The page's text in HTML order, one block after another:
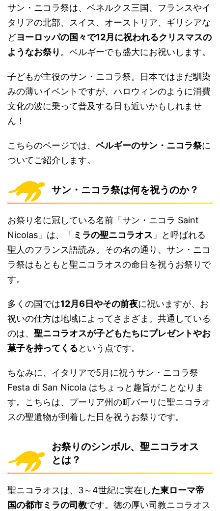
サン・ニコラ祭は、ベネルクス三国、フランスやイ
タリアの北部、スイス、オーストリア、ギリシアな
どヨーロッパの国々で12月に祝われるクリスマスの
ようなお祭り 。ベルギーでも盛大にお祝いします。
子どもが主役のサン・ニコラ祭。日本ではまだ馴染
みの薄いイベントですが、ハロウィンのように消費
文化の波に乗って普及する日も近いかもしれませ
ん！
こちらのページでは、 ベルギーのサン・ニコラ祭に
ついてご紹介します。
サン・ニコラ祭は何を祝うのか？
お祭り名に冠している名前「サン・ニコラ Saint
Nicolas」は、「 ミラの聖ニコラオス 」と呼ばれる
聖人のフランス語読み。その名の通り、サン・ニコ
ラ祭はもともと聖ニコラオスの命日を祝うお祭りで
す。
多くの国では12月6日やその前夜に祝いますが、お
祝いの仕方は地域によってさまざま。共通している
のは、 聖ニコラオスが子どもたちにプレゼントやお
菓子を持ってくるという点です。
ちなみに、イタリアで5月に祝うサン・ニコラ祭
Festa di San Nicola はちょっと趣旨がことなりま
す。こちらは、プーリア州の町バーリに聖ニコラオ
スの聖遺物が到着した日を祝うお祭りです。
お祭りのシンボル、聖ニコラオス
とは？
聖ニコラオスは、3～4世紀に実在した東ローマ帝
国の都市ミラの司教です。徳の厚い司教ニコラオス